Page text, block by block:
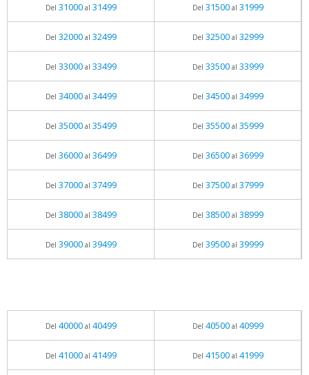
Del 31000al 31499 Del 31500al 31999
Del 32000al 32499 Del 32500al 32999
Del 33000al 33499 Del 33500al 33999
Del 34000al 34499 Del 34500al 34999
Del 35000al 35499 Del 35500al 35999
Del 36000al 36499 Del 36500al 36999
Del 37000al 37499 Del 37500al 37999
Del 38000al 38499 Del 38500al 38999
Del 39000al 39499 Del 39500al 39999
Del 40000al 40499 Del 40500al 40999
Del 41000al 41499 Del 41500al 41999